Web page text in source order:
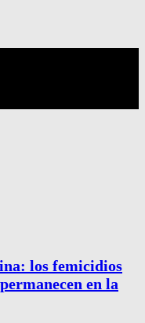
los femicidios
en la